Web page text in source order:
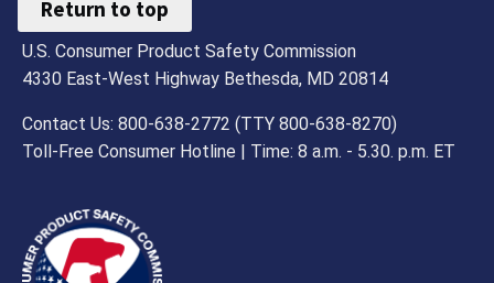
Return to top
U.S. Consumer Product Safety Commission
4330 East-West Highway Bethesda, MD 20814
Contact Us: 800-638-2772 (TTY 800-638-8270)
Toll-Free Consumer Hotline | Time: 8 a.m. - 5.30. p.m. ET